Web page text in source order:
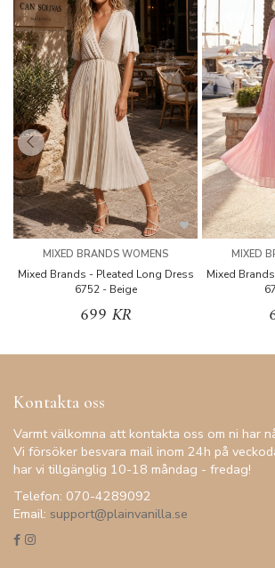
MIXED BRANDS WOMENS
Mixed Brands - Pleated Long Dress
6752 - Beige
699 KR
MIXED
Mixed
Kontakta oss
Varmt välkomna att kontakta oss om ni har
Vi försöker besvara mail inom 24h på
har vi tillgänglig 10-18 måndag - fredag!
Telefon: 070-4289092
Email: support@plainvanilla.se